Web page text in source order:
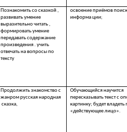
Познакомить со сказкой ,
развивать умение
выразительно читать ,
формировать умение
передавать содержание
произведения . учить
отвечать на вопросы по
тексту
освоение приёмов
информа ции;
Продолжить знакомство с
жанром русская народная
сказка,
Обучающийся научится
пересказывать текст с
картинку; будет владеть
«действующее лицо».